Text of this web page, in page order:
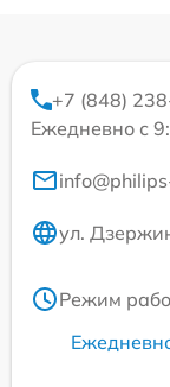
+7 (848)
Ежедневно с
ул.
Режим